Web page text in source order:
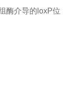
酶介导的loxP位